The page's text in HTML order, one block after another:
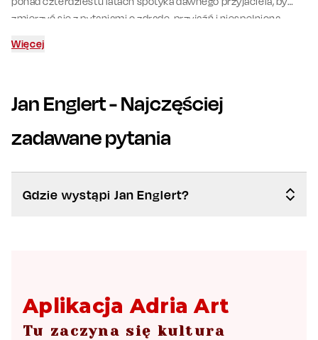
zmierzyć się z pytaniami o zdradę, przyjaźń i niespełnioną
mistrzowsko prowadzonym słowie.
Więcej
Jan Englert- Najczęściej
zadawane pytania
Gdzie wystąpi Jan Englert?
Aplikacja Adria Art
Tu zaczyna się kultura